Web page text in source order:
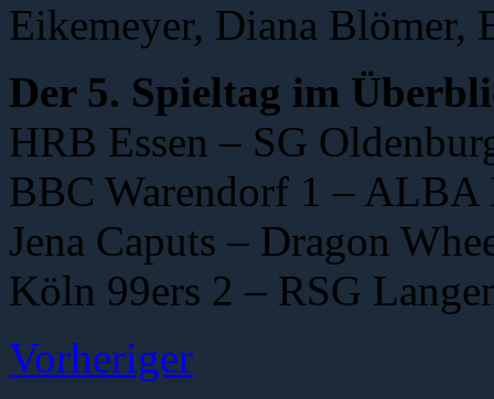
Eikemeyer, Diana Blömer,
Der 5. Spieltag im
HRB Essen – SG
BBC Warendorf 1 –
Jena Caputs – Dragon
Köln 99ers 2 – RSG
Vorheriger